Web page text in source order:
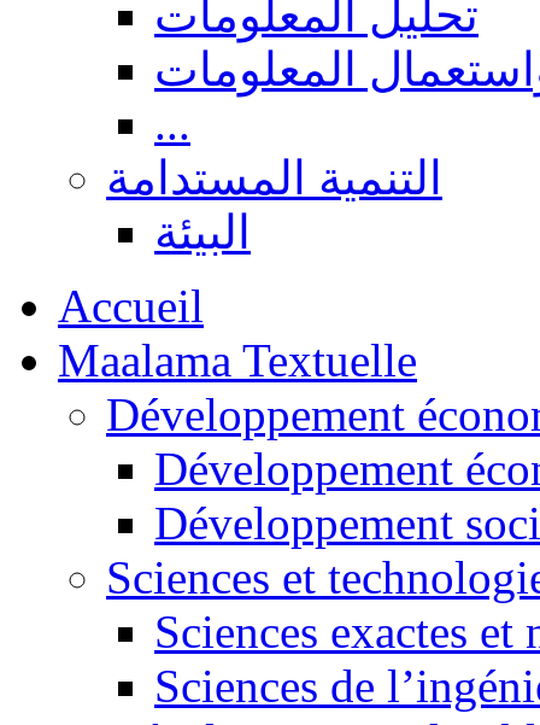
تحليل المعلومات
المعلومات
...
التنمية المستدامة
البيئة
Accueil
Maalama Textuelle
Développement
Développement
Développement
Sciences et
Sciences exactes et
Sciences de